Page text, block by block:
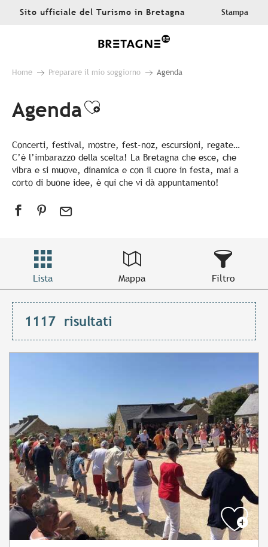
AllerSito ufficiale del Turismo in Bretagna Stampa
Home Preparare il mio soggiorno Agenda
AgendaAjouter aux favoris
Concerti, festival, mostre, fest-noz, escursioni, regate…
C’è l’imbarazzo della scelta! La Bretagna che esce, che
vibra e si muove, dinamica e con il cuore in festa, mai a
corto di buone idee, è qui che vi dà appuntamento!
Lista Mappa Filtro
1117 risultati